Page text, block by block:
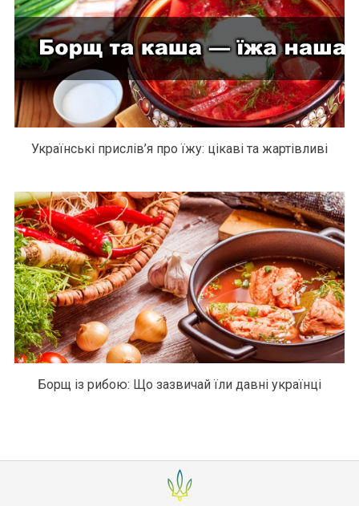
Українські прислів’я про їжу: цікаві та жартівливі
Борщ із рибою: Що зазвичай їли давні українці